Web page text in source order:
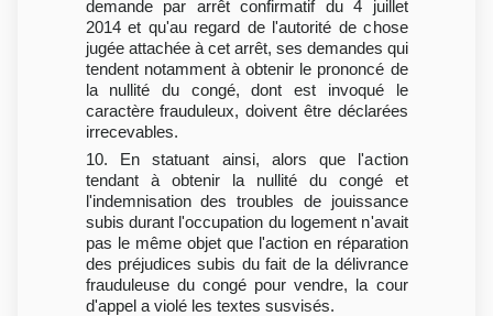
demande par arrêt confirmatif du 4 juillet
2014 et qu'au regard de l'autorité de chose
jugée attachée à cet arrêt, ses demandes qui
tendent notamment à obtenir le prononcé de
la nullité du congé, dont est invoqué le
caractère frauduleux, doivent être déclarées
irrecevables.
10. En statuant ainsi, alors que l'action
tendant à obtenir la nullité du congé et
l'indemnisation des troubles de jouissance
subis durant l'occupation du logement n'avait
pas le même objet que l'action en réparation
des préjudices subis du fait de la délivrance
frauduleuse du congé pour vendre, la cour
d'appel a violé les textes susvisés.